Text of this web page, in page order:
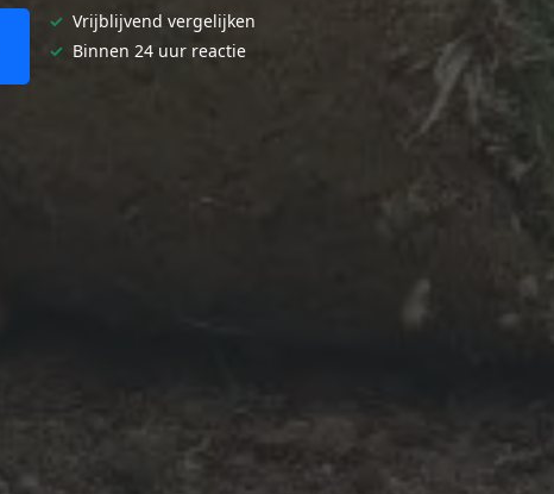
✓ Vrijblijvend vergelijken
✓ Binnen 24 uur reactie